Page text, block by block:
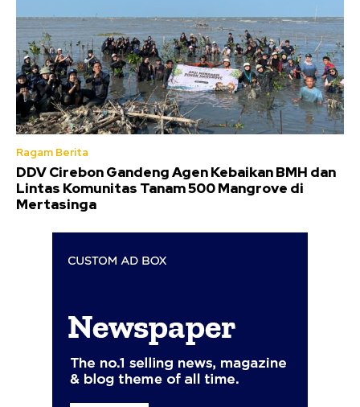
Ragam Berita
DDV Cirebon Gandeng Agen Kebaikan BMH dan
Lintas Komunitas Tanam 500 Mangrove di
Mertasinga